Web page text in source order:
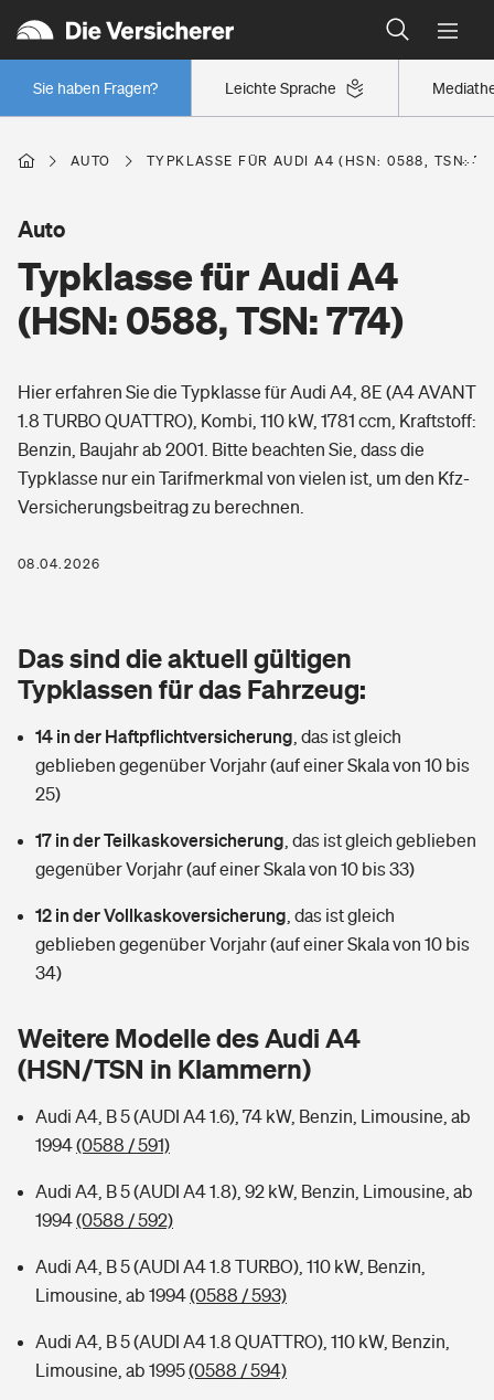
Leichte Sprache
Sie haben Fragen?
Wer versichert was: Jetzt Versicherer finden
Regionalklassen: So ist Ihre Region eingestuft
Wer versichert was: Jetzt Versicherer finden
Berufsunfähigkeitsversicherung
Erwerbsunfähigkeitsversicherung
Grundfähigkeitsversicherung
Arbeitsrechtsschutz
Berufshaftpflichtversicherung
Zur Übersicht
Tools
Wer versichert was: Jetzt Versicherer finden
Sie haben Fragen?
Wohnen
Elementarversicherung
Glasversicherung
Mietkautionsversicherung
Restkreditversicherung
Tools
Hochwasser-Check: Wie gefährdet ist Ihr Haus?
Sie haben Fragen?
Freizeit
Pri­vate Haft­pflicht­
Kinderunfall­ver­si­che­rung
Kinderinvalidität
Hundehalter-Haftpflicht
Handyversicherung
Private Cyberversicherung
Zur Übersicht
Kinderunfall-Check: Mehr Sicherheit für deine Kids
Typklassen: So ist Ihr Auto eingestuft
Gesundheit
Private Krankenversicherung
Dread-Disease-Versicherung
Tierkrankenversicherung
Zur Übersicht
Tools
Wer versichert was: Jetzt Versicherer finden
Rentenrechner: Wie viel Geld bekomme ich im Alter?
AUTO TYPKLASSE FÜR AUDI A4 (HSN: 0588, TSN:
Typklasse für Audi A4
(HSN: 0588, TSN: 774)
Auto
Hier erfahren Sie die Typklasse für Audi A4, 8E (A4 AVANT
1.8 TURBO QUATTRO), Kombi, 110 kW, 1781 ccm, Kraftstoff:
Benzin, Baujahr ab 2001. Bitte beachten Sie, dass die
Typklasse nur ein Tarifmerkmal von vielen ist, um den Kfz-
Versicherungsbeitrag zu berechnen.
08.04.2026
Das sind die aktuell gültigen
Typklassen für das Fahrzeug:
14 in der Haftpflichtversicherung das ist gleich
geblieben gegenüber Vorjahr (auf einer Skala von 10 bis
25)
17 in der Teilkaskoversicherung das ist gleich geblieben
gegenüber Vorjahr (auf einer Skala von 10 bis 33)
12 in der Vollkaskoversicherung das ist gleich
geblieben gegenüber Vorjahr (auf einer Skala von 10 bis
34)
Weitere Modelle des Audi A4
(HSN/TSN in Klammern)
Audi A4, B 5 (AUDI A4 1.6), 74 kW, Benzin, Limousine, ab
1994(0588 / 591)
Audi A4, B 5 (AUDI A4 1.8), 92 kW, Benzin, Limousine, ab
1994(0588 / 592)
Audi A4, B 5 (AUDI A4 1.8 TURBO), 110 kW, Benzin,
Limousine, ab 1994(0588 / 593)
Audi A4, B 5 (AUDI A4 1.8 QUATTRO), 110 kW, Benzin,
Limousine, ab 1995(0588 / 594)